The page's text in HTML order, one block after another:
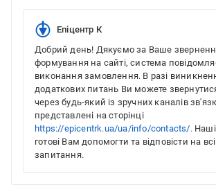
Епіцентр К
Добрий день! Дякуємо за Ваше
формування на сайті, система
виконання замовлення. В разі
додаткових питань Ви можете
через будь-який із зручних каналів
представлені на сторінці
https://epicentrk.ua/ua/info/contacts/.Наші
готові Вам допомогти та відповісти на
запитання.